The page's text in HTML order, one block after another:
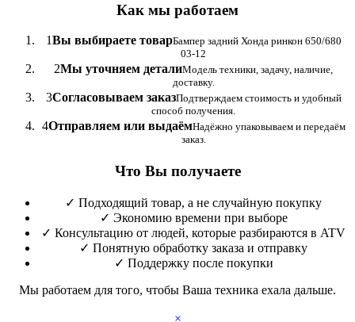
Как мы работаем
1Вы выбираете товарБампер задний Хонда ринкон 650/680
03-12
2Мы уточняем деталиМодель техники, задачу, наличие,
доставку.
3Согласовываем заказПодтверждаем стоимость и удобный
способ получения.
4Отправляем или выдаёмНадёжно упаковываем и передаём
заказ.
Что Вы получаете
✓ Подходящий товар, а не случайную покупку
✓ Экономию времени при выборе
✓ Консультацию от людей, которые разбираются в ATV
✓ Понятную обработку заказа и отправку
✓ Поддержку после покупки
Мы работаем для того, чтобы Ваша техника ехала дальше.
×